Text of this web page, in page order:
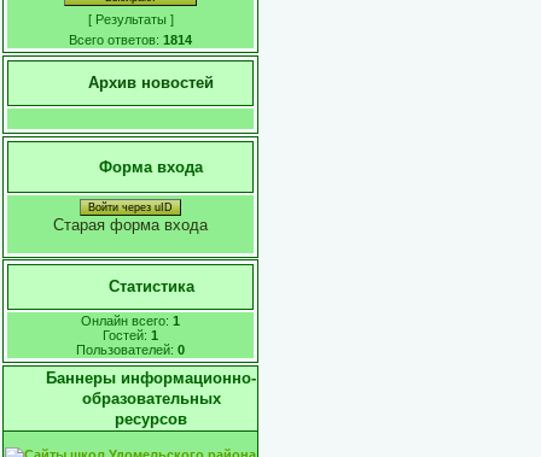
[ Результаты ]
Всего ответов: 1814
Архив новостей
Форма входа
Войти через uID
Старая форма входа
Статистика
Онлайн всего: 1
Гостей: 1
Пользователей: 0
Баннеры информационно-
образовательных
ресурсов